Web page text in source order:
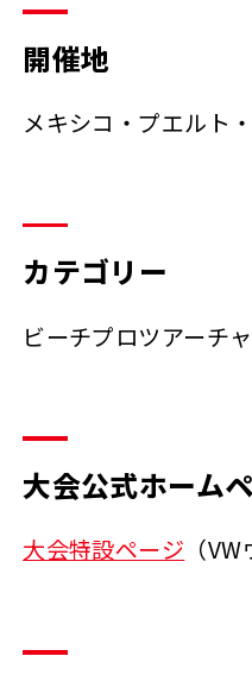
開催地
メキシコ・プエルト
カテゴリー
ビーチプロツアーチ
大会公式ホーム
大会特設ページ （